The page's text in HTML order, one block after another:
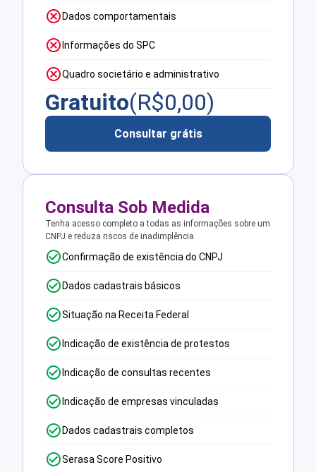
Dados comportamentais
Informações do SPC
Quadro societário e administrativo
Gratuito(R$0,00)
Consultar grátis
Consulta Sob Medida
Tenha acesso completo a todas as informações sobre um
CNPJ e reduza riscos de inadimplência.
Confirmação de existência do CNPJ
Dados cadastrais básicos
Situação na Receita Federal
Indicação de existência de protestos
Indicação de consultas recentes
Indicação de empresas vinculadas
Dados cadastrais completos
Serasa Score Positivo